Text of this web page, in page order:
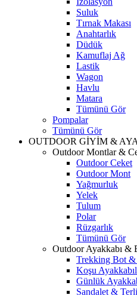
Suluk
Tırnak Makası
Anahtarlık
Düdük
Kamuflaj Ağ
Lastik
Wagon
Havlu
Matara
Tümünü Gör
Pompalar
Tümünü Gör
OUTDOOR GİYİM &
Outdoor Montlar &
Outdoor Ceket
Outdoor Mont
Yağmurluk
Yelek
Tulum
Polar
Rüzgarlık
Tümünü Gör
Outdoor Ayakkabı &
Trekking Bot &
Koşu
Günlük
Sandalet &